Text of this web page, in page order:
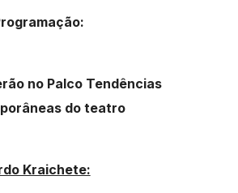
no Palco Tendências
do teatro
Kraichete: